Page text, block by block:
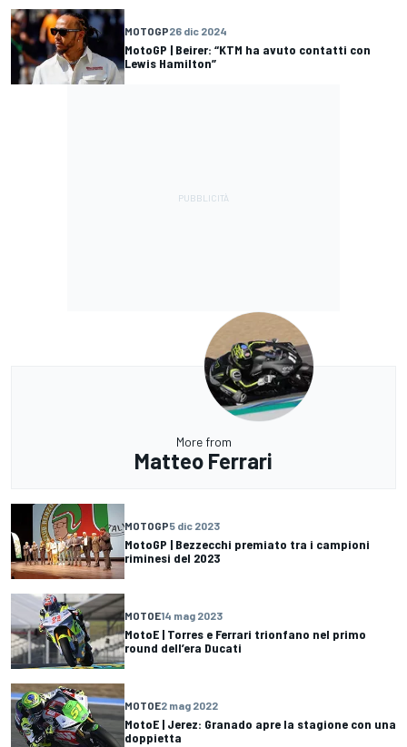
MOTOGP26 dic 2024
MotoGP | Beirer: “KTM ha avuto contatti con
Lewis Hamilton”
More from
Matteo Ferrari
MOTOGP5 dic 2023
MotoGP | Bezzecchi premiato tra i campioni
riminesi del 2023
MOTOE14 mag 2023
MotoE | Torres e Ferrari trionfano nel primo
round dell’era Ducati
MOTOE2 mag 2022
MotoE | Jerez: Granado apre la stagione con una
doppietta